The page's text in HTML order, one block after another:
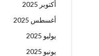
أكتوبر 2025
أغسطس 2025
يوليو 2025
يونيو 2025